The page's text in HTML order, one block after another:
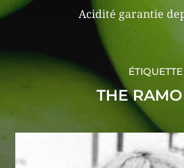
Acidité garantie
ÉTIQUETTE
THE